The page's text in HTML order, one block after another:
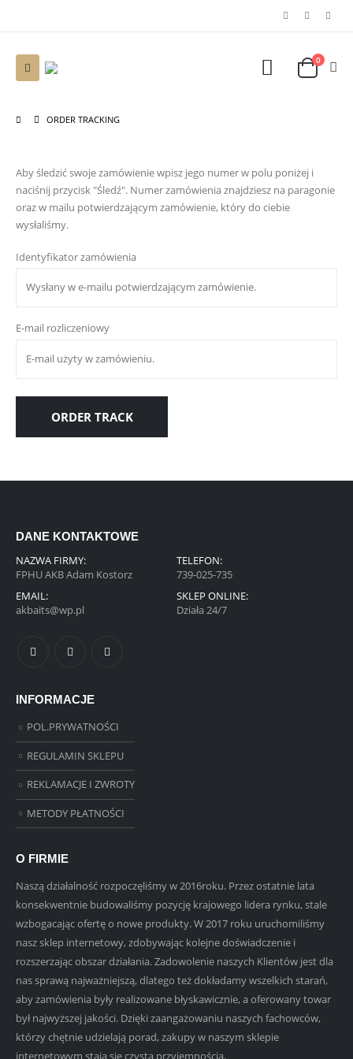
0
ORDER TRACKING
Aby śledzić swoje zamówienie wpisz jego numer w polu poniżej i
naciśnij przycisk "Śledź". Numer zamówienia znajdziesz na paragonie
oraz w mailu potwierdzającym zamówienie, który do ciebie
wysłaliśmy.
Identyfikator zamówienia
E-mail rozliczeniowy
ORDER TRACK
DANE KONTAKTOWE
NAZWA FIRMY:
FPHU AKB Adam Kostorz
TELEFON:
739-025-735
EMAIL:
akbaits@wp.pl
SKLEP ONLINE:
Działa 24/7
INFORMACJE
POL.PRYWATNOŚCI
REGULAMIN SKLEPU
REKLAMACJE I ZWROTY
METODY PŁATNOŚCI
O FIRMIE
Naszą działalność rozpoczęliśmy w 2016roku. Przez ostatnie lata
konsekwentnie budowaliśmy pozycję krajowego lidera rynku, stale
wzbogacając ofertę o nowe produkty. W 2017 roku uruchomiliśmy
nasz sklep internetowy, zdobywając kolejne doświadczenie i
rozszerzając obszar działania. Zadowolenie naszych Klientów jest dla
nas sprawą najważniejszą, dlatego też dokładamy wszelkich starań,
aby zamówienia były realizowane błyskawicznie, a oferowany towar
był najwyższej jakości. Dzięki zaangażowaniu naszych fachowców,
którzy chętnie udzielają porad, zakupy w naszym sklepie
internetowym stają się czystą przyjemnością.